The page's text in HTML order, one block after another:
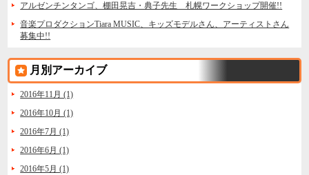
アルゼンチンタンゴ、棚田晃吉・典子先生 札幌ワークショップ開催!!
音楽プロダクションTiara MUSIC、キッズモデルさん、アーティストさん
募集中!!
月別アーカイブ
2016年11月 (1)
2016年10月 (1)
2016年7月 (1)
2016年6月 (1)
2016年5月 (1)